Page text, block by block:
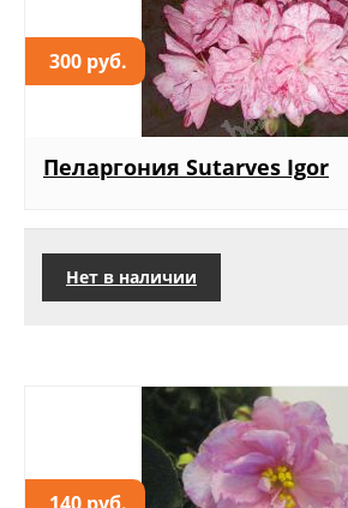
300 руб.
Пеларгония Sutarves Igor
Нет в наличии